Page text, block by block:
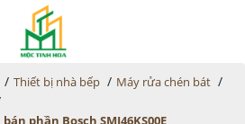
/ Thiết bị nhà bếp / Máy rửa chén bát /
phần Bosch SMI46KS00E